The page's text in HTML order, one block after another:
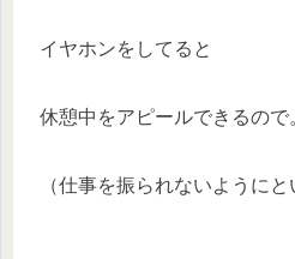
イヤホンをしてると
休憩中をアピールできるので
（仕事を振られないようにと